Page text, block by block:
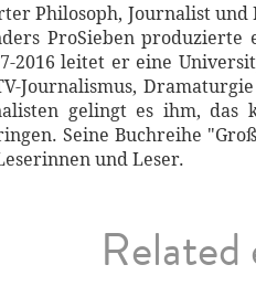
Philosoph, Journalist
ProSieben
2016 leitet er eine
Journalismus,
gelingt es ihm, das
Seine Buchreihe
und Leser.
Related